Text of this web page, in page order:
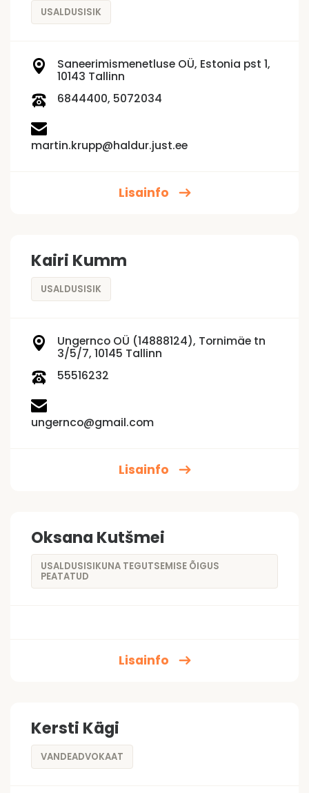
USALDUSISIK
Saneerimismenetluse OÜ, Estonia pst 1,
10143 Tallinn
6844400, 5072034
martin.krupp@haldur.just.ee
Lisainfo
Kairi Kumm
USALDUSISIK
Ungernco OÜ (14888124), Tornimäe tn
3/5/7, 10145 Tallinn
55516232
ungernco@gmail.com
Lisainfo
Oksana Kutšmei
USALDUSISIKUNA TEGUTSEMISE ÕIGUS
PEATATUD
Lisainfo
Kersti Kägi
VANDEADVOKAAT